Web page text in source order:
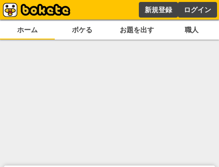
新規登録 ログイン
ホーム ボケる お題を出す 職人